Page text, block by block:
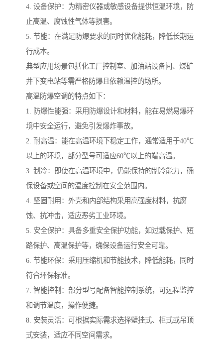
4. 设备保护：为精密仪器或敏感设备提供恒温环境，防
止高温、腐蚀性气体等损害。
5. 节能：在满足防爆要求的同时优化能耗，降低长期运
行成本。
典型应用场景包括化工厂控制室、加油站设备间、煤矿
井下变电站等需严格防爆且依赖温控的场所。
高温防爆空调的特点如下：
1. 防爆性能强：采用防爆设计和材料，能在易燃易爆环
境中安全运行，避免引发爆炸事故。
2. 耐高温：能在高温环境下稳定工作，通常适用于40℃
以上的环境，部分型号可适应60℃以上的端高温。
3. 制冷：即使在高温环境中，仍能保持的制冷能力，确
保设备或空间的温度控制在安全范围内。
4. 坚固耐用：外壳和内部结构采用高强度材料，抗腐
蚀、抗冲击，适应恶劣工业环境。
5. 安全保护：具备多重安全保护功能，如过载保护、短
路保护、高温保护等，确保设备运行安全可靠。
6. 节能环保：采用压缩机和节能技术，降低能耗，同时
符合环保标准。
7. 智能控制：部分型号配备智能控制系统，可远程监控
和调节温度，操作便捷。
8. 安装灵活：可根据实际需求选择壁挂式、柜式或吊顶
式安装，适应不同空间需求。